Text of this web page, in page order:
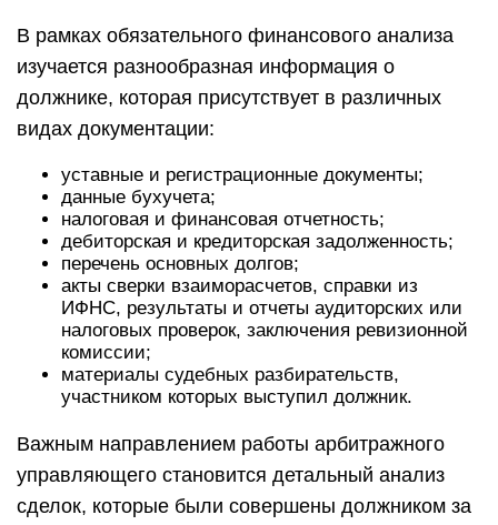
В рамках обязательного финансового анализа
изучается разнообразная информация о
должнике, которая присутствует в различных
видах документации:
уставные и регистрационные документы;
данные бухучета;
налоговая и финансовая отчетность;
дебиторская и кредиторская задолженность;
перечень основных долгов;
акты сверки взаиморасчетов, справки из
ИФНС, результаты и отчеты аудиторских или
налоговых проверок, заключения ревизионной
комиссии;
материалы судебных разбирательств,
участником которых выступил должник.
Важным направлением работы арбитражного
управляющего становится детальный анализ
сделок, которые были совершены должником за